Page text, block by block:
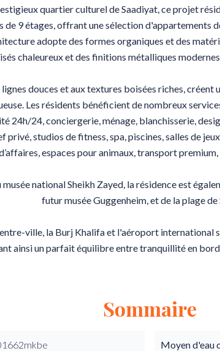
quartier culturel de Saadiyat, ce projet
9 étages, offrant une sélection d'appartements
adopte des formes organiques et des
chaleureux et des finitions métalliques
douces et aux textures boisées riches, créent
Les résidents bénéficient de nombreux
24h/24, conciergerie, ménage, blanchisserie,
privé, studios de fitness, spa, piscines, salles de
espaces pour animaux, transport
musée national Sheikh Zayed, la résidence est
futur musée Guggenheim, et de la plage de
ville, la Burj Khalifa et l'aéroport international
ainsi un parfait équilibre entre tranquillité en
Sommaire
Moyen d'eau